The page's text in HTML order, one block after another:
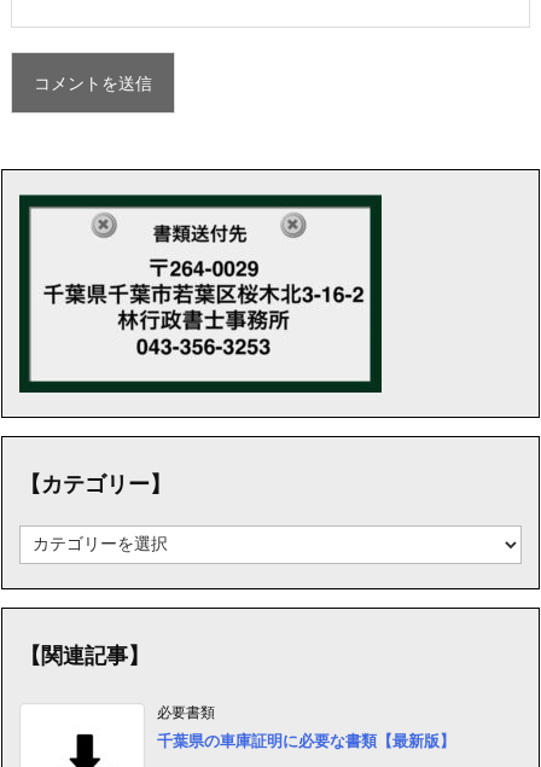
【カテゴリー】
【カ
テ
リ
【関連記事】
必要書類
千葉県の車庫証明に必要な書類【最新版】